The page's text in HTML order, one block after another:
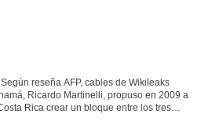
reseña AFP, cables de Wikileaks
Ricardo Martinelli, propuso en 2009 a
Rica crear un bloque entre los tres